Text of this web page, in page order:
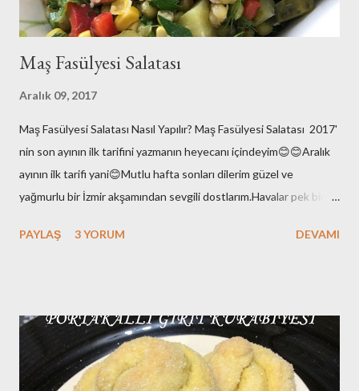
Maş Fasülyesi Salatası
Aralık 09, 2017
Maş Fasülyesi Salatası Nasıl Yapılır? Maş Fasülyesi Salatası 2017'
nin son ayının ilk tarifini yazmanın heyecanı içindeyim😊😊Aralık
ayının ilk tarifi yani😊Mutlu hafta sonları dilerim güzel ve
yağmurlu bir İzmir akşamından sevgili dostlarım.Havalar pek bir
değil.Ara da bir soğuyor kışın varlığını hissettiriyor sonra
onların doğasında bu var çünkü!! Ben burada yeni yazımı
hazırlarken eşim de Galatasaray-Akhisarspor maçını izliyor diğer
tarafta. Fenerbahçe taraftarı olduğunu da belirteyim bu arada😊
PAYLAŞ 3 YORUM DEVAMI